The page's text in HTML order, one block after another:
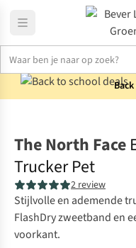
The North Face
Trucker Pet
2 review
Stijlvolle en ademende
FlashDry zweetband en
voorkant.